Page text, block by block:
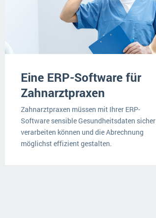
Eine ERP-Software für
Zahnarztpraxen
Zahnarztpraxen müssen mit Ihrer ERP-
Software sensible Gesundheitsdaten sicher
verarbeiten können und die Abrechnung
möglichst effizient gestalten.